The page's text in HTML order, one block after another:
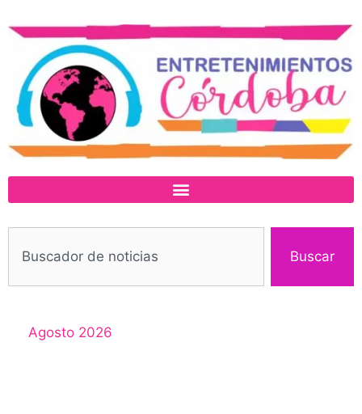
Buscar
Agosto 2026